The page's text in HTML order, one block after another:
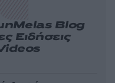
Melas Blog
Ειδήσεις